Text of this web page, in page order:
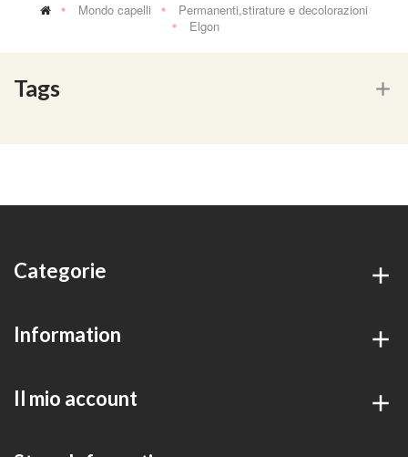
Mondo capelli
Permanenti,stirature e decolorazioni
Elgon
Tags
Categorie
Information
Il mio account